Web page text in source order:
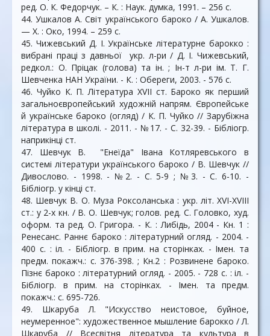
ред. О. К. Федорчук. – К. : Наук. думка, 1991. – 256 с.
44. Ушкалов А. Світ українського бароко / А. Ушкалов.
— Х. : Око, 1994. – 259 с.
45. Чижевський Д. І. Українське літературне барокко :
вибрані праці з давньої укр. л-ри / Д. І. Чижевський,
редкол.: О. Пріцак (голова) та ін. ; Ін-т л-ри ім. Т. Г.
Шевченка НАН України. - К. : Обереги, 2003. - 576 с.
46. Чуйко К. П. Література ХVІІ ст. Бароко як перший
загальноєвропейський художній напрям. Європейське
й українське бароко (огляд) / К. П. Чуйко // Зарубіжна
література в школі. - 2011. - №17. - С. 32-39. - Бібліогр.
наприкінці ст.
47. Шевчук В. "Енеїда" Івана Котляревського в
системі літератури українського бароко / В. Шевчук //
Дивослово. - 1998. - №2. - С. 5-9 ; №3. - С. 6-10. -
Бібліогр. у кінці ст.
48. Шевчук В. О. Муза Роксоланська : укр. літ. XVI-XVIII
ст.: у 2-х кн. / В. О. Шевчук; голов. ред. С. Головко, худ.
оформ. та ред. О. Григора. - К. : Либідь, 2004 - Кн. 1 :
Ренесанс. Раннє бароко : літературний огляд. - 2004. -
400 с. : іл. - Бібліогр. в прим. на сторінках. - Імен. та
предм. покажч.: с. 376-398. ; Кн.2 : Розвинене бароко.
Пізнє бароко : літературний огляд. - 2005. - 728 с. : іл. -
Бібліогр. в прим. на сторінках. - Імен. та предм.
покажч.: с. 695-726.
49. Шкаруба Л. "Искусство неистовое, буйное,
неумеренное": художественное мышление барокко / Л.
Шкаруба // Всесвітня література та культура в